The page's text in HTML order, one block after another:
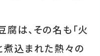
は、その名も「火
煮込まれた熱々の